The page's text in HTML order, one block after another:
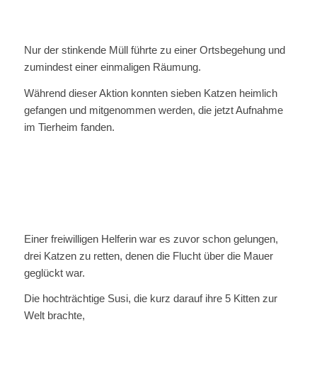
Nur der stinkende Müll führte zu einer Ortsbegehung und
zumindest einer einmaligen Räumung.
Während dieser Aktion konnten sieben Katzen heimlich
gefangen und mitgenommen werden, die jetzt Aufnahme
im Tierheim fanden.
Einer freiwilligen Helferin war es zuvor schon gelungen,
drei Katzen zu retten, denen die Flucht über die Mauer
geglückt war.
Die hochträchtige Susi, die kurz darauf ihre 5 Kitten zur
Welt brachte,